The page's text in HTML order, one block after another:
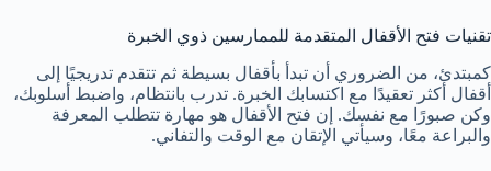
تقنيات فتح الأقفال المتقدمة للممارسين ذوي الخبرة
كمبتدئ، من الضروري أن تبدأ بأقفال بسيطة ثم تتقدم تدريجيًا إلى
أقفال أكثر تعقيدًا مع اكتسابك الخبرة. تدرب بانتظام، واضبط أسلوبك،
وكن صبورًا مع نفسك. إن فتح الأقفال هو مهارة تتطلب المعرفة
والبراعة معًا، وسيأتي الإتقان مع الوقت والتفاني.